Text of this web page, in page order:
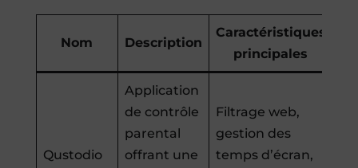
Nom Description
Caractéristiques
principales
Qustodio
Application
de contrôle
parental
offrant une
Filtrage web,
gestion des
temps d’écran,